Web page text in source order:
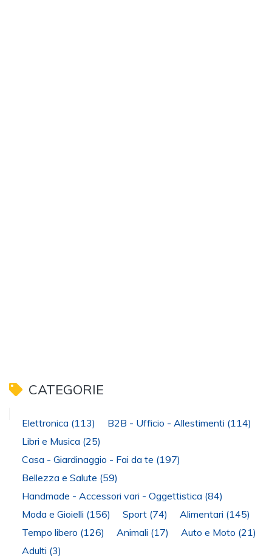
CATEGORIE
Elettronica (113) B2B - Ufficio - Allestimenti (114)
Libri e Musica (25)
Casa - Giardinaggio - Fai da te (197)
Bellezza e Salute (59)
Handmade - Accessori vari - Oggettistica (84)
Moda e Gioielli (156) Sport (74) Alimentari (145)
Tempo libero (126) Animali (17) Auto e Moto (21)
Adulti (3)